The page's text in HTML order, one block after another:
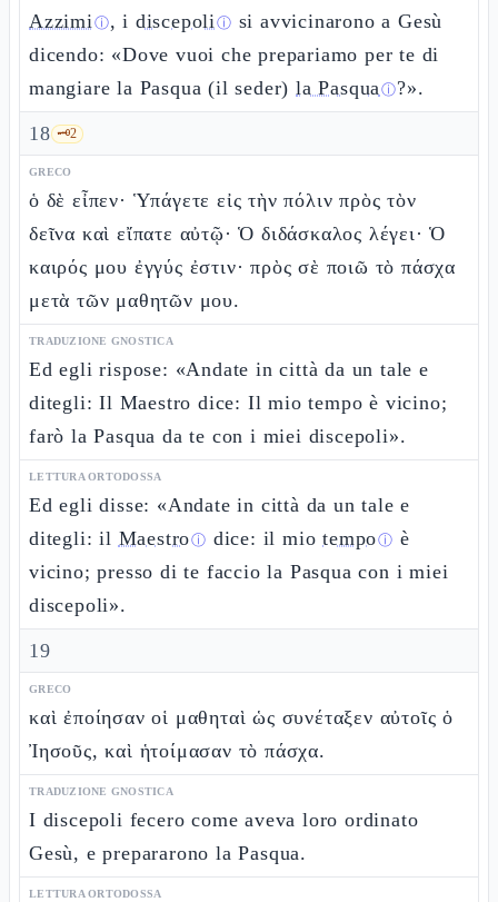
Azzimiⓘ, i discepoliⓘ si avvicinarono a Gesù
dicendo: «Dove vuoi che prepariamo per te di
mangiare la Pasqua (il seder)la Pasquaⓘ?».
18 🗝️2
GRECO
ὁ δὲ εἶπεν· Ὑπάγετε εἰς τὴν πόλιν πρὸς τὸν
δεῖνα καὶ εἴπατε αὐτῷ· Ὁ διδάσκαλος λέγει· Ὁ
καιρός μου ἐγγύς ἐστιν· πρὸς σὲ ποιῶ τὸ πάσχα
μετὰ τῶν μαθητῶν μου.
TRADUZIONE GNOSTICA
Ed egli rispose: «Andate in città da un tale e
ditegli: Il Maestro dice: Il mio tempo è vicino;
farò la Pasqua da te con i miei discepoli».
LETTURA ORTODOSSA
Ed egli disse: «Andate in città da un tale e
ditegli: il Maestroⓘ dice: il miotempoⓘ è
vicino; presso di te faccio la Pasqua con i miei
discepoli».
19
GRECO
καὶ ἐποίησαν οἱ μαθηταὶ ὡς συνέταξεν αὐτοῖς ὁ
Ἰησοῦς, καὶ ἡτοίμασαν τὸ πάσχα.
TRADUZIONE GNOSTICA
I discepoli fecero come aveva loro ordinato
Gesù, e prepararono la Pasqua.
LETTURA ORTODOSSA